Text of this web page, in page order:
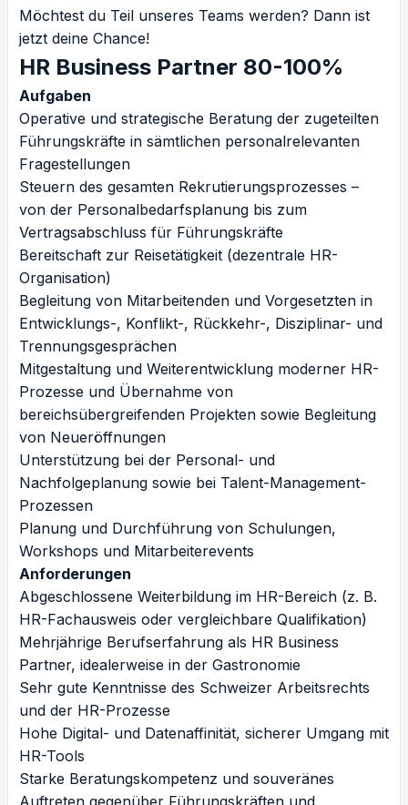
Möchtest du Teil unseres Teams werden? Dann ist
jetzt deine Chance!
HR Business Partner 80-100%
Aufgaben
Operative und strategische Beratung der zugeteilten
Führungskräfte in sämtlichen personalrelevanten
Fragestellungen
Steuern des gesamten Rekrutierungsprozesses –
von der Personalbedarfsplanung bis zum
Vertragsabschluss für Führungskräfte
Bereitschaft zur Reisetätigkeit (dezentrale HR-
Organisation)
Begleitung von Mitarbeitenden und Vorgesetzten in
Entwicklungs-, Konflikt-, Rückkehr-, Disziplinar- und
Trennungsgesprächen
Mitgestaltung und Weiterentwicklung moderner HR-
Prozesse und Übernahme von
bereichsübergreifenden Projekten sowie Begleitung
von Neueröffnungen
Unterstützung bei der Personal- und
Nachfolgeplanung sowie bei Talent-Management-
Prozessen
Planung und Durchführung von Schulungen,
Workshops und Mitarbeiterevents
Anforderungen
Abgeschlossene Weiterbildung im HR-Bereich (z. B.
HR-Fachausweis oder vergleichbare Qualifikation)
Mehrjährige Berufserfahrung als HR Business
Partner, idealerweise in der Gastronomie
Sehr gute Kenntnisse des Schweizer Arbeitsrechts
und der HR-Prozesse
Hohe Digital- und Datenaffinität, sicherer Umgang mit
HR-Tools
Starke Beratungskompetenz und souveränes